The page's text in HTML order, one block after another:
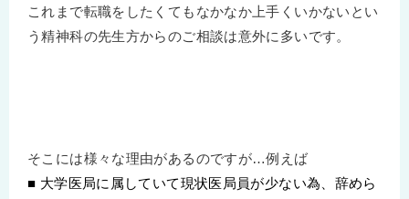
これまで転職をしたくてもなかなか上手くいかないとい
う精神科の先生方からのご相談は意外に多いです。
そこには様々な理由があるのですが…例えば
■ 大学医局に属していて現状医局員が少ない為、辞めら